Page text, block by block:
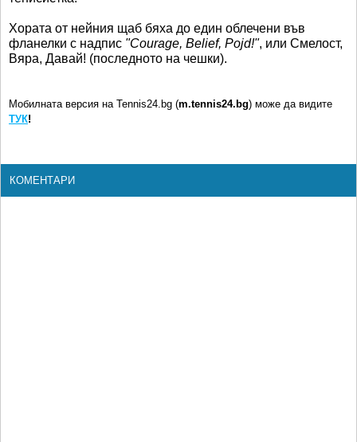
Хората от нейния щаб бяха до един облечени във
фланелки с надпис "Courage, Belief, Pojd!", или Смелост,
Вяра, Давай! (последното на чешки).
Мобилната версия на Tennis24.bg (m.tennis24.bg) може да видите
ТУК!
КОМЕНТАРИ